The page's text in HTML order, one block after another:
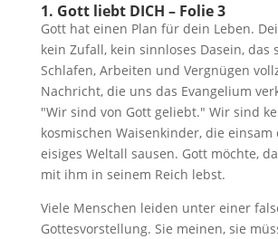
1. Gott liebt DICH – Folie 3
Gott hat einen Plan für dein Leben.
kein Zufall, kein sinnloses Dasein, das
Schlafen, Arbeiten und Vergnügen
Nachricht, die uns das Evangelium
"Wir sind von Gott geliebt." Wir sind
kosmischen Waisenkinder, die
eisiges Weltall sausen. Gott möchte,
mit ihm in seinem Reich lebst.
Viele Menschen leiden unter einer
Gottesvorstellung. Sie meinen, sie